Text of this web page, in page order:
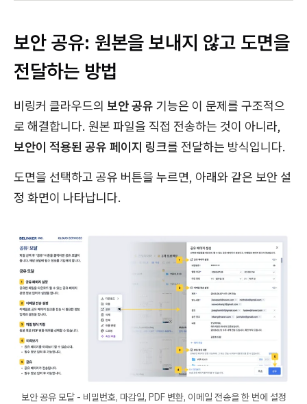
보안 공유: 원본을 보내지 않고 도면을
전달하는 방법
비링커 클라우드의 보안 공유 기능은 이 문제를 구조적으
로 해결합니다. 원본 파일을 직접 전송하는 것이 아니라,
보안이 적용된 공유 페이지 링크를 전달하는 방식입니다.
도면을 선택하고 공유 버튼을 누르면, 아래와 같은 보안 설
정 화면이 나타납니다.
보안 공유 모달 - 비밀번호, 마감일, PDF 변환, 이메일 전송을 한 번에 설정